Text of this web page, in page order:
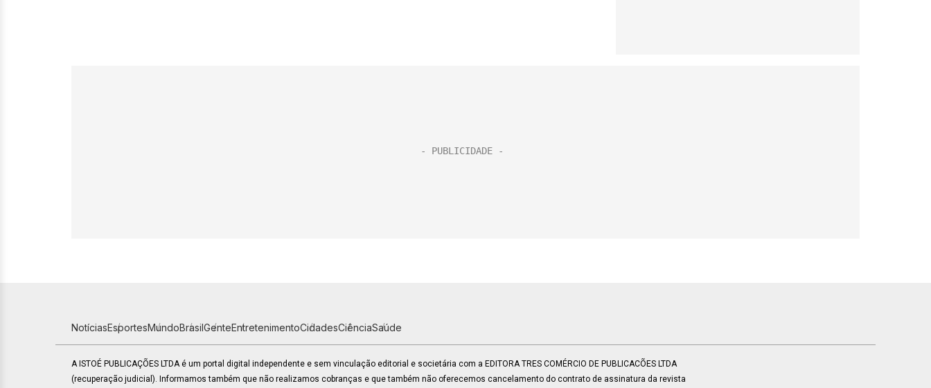
NotíciasEsportesMundoBrasilGenteEntretenimentoCidadesCiênciaSaúde
A ISTOÉ PUBLICAÇÕES LTDA é um portal digital independente e sem vinculação editorial e societária com a EDITORA TRES COMÉRCIO DE PUBLICACÕES LTDA
(recuperação judicial). Informamos também que não realizamos cobranças e que também não oferecemos cancelamento do contrato de assinatura da revista